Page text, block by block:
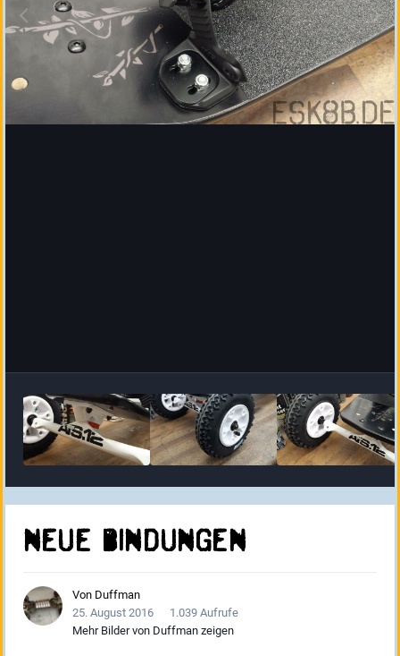
neue Bindungen
Von Duffman
25. August 2016
1.039 Aufrufe
Mehr Bilder von Duffman zeigen